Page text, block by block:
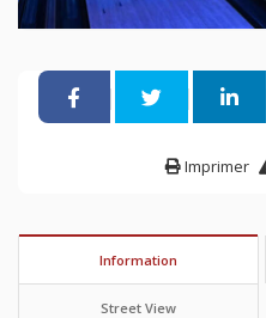
Imprimer
Information
Street View